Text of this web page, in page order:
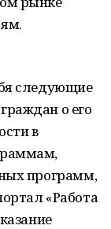
следующие
о его
в
программ,
«Работа